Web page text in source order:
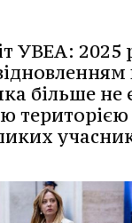
УВЕА: 2025
більше не